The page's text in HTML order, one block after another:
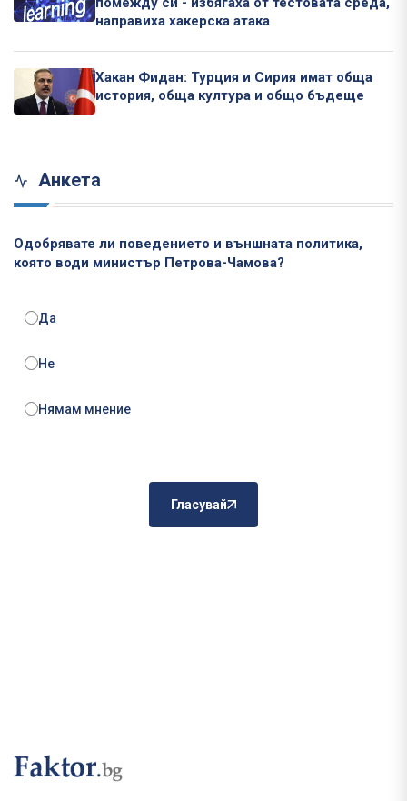
направиха хакерска атака
Хакан Фидан: Турция и Сирия имат обща
история, обща култура и общо бъдеще
Анкета
Одобрявате ли поведението и външната политика,
която води министър Петрова-Чамова?
Да
Не
Нямам мнение
Гласувай